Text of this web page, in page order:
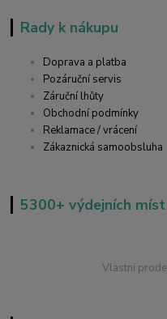
Rady k nákupu
Doprava a platba
Pozáruční servis
Záruční lhůty
Obchodní podmínky
Reklamace / vrácení
Zákaznická samoobsluha
5300+ výdejních míst
Vlastní